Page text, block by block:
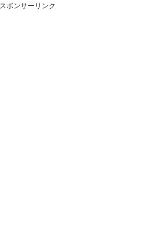
スポンサーリンク